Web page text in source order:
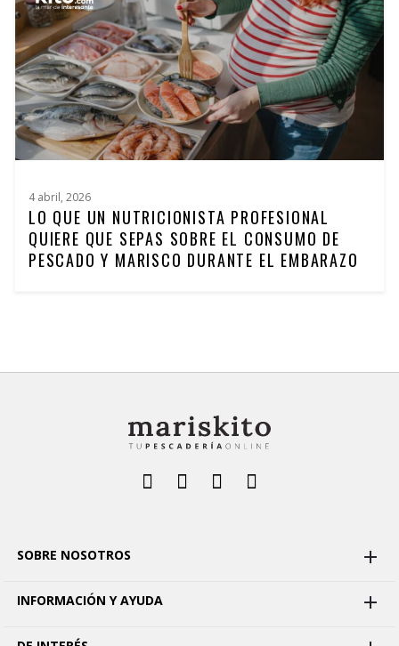
4 abril, 2026
LO QUE UN NUTRICIONISTA PROFESIONAL
QUIERE QUE SEPAS SOBRE EL CONSUMO DE
PESCADO Y MARISCO DURANTE EL EMBARAZO
SOBRE NOSOTROS 
INFORMACIÓN Y AYUDA 